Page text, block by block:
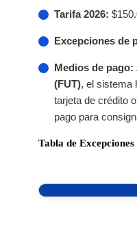
Tarifa 2026:
Excepciones de
Medios de pago:
(FUT), el sistema
tarjeta de crédito
pago para
Tabla de Excepciones